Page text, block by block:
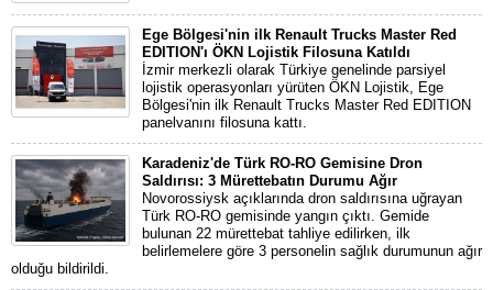
Ege Bölgesi'nin ilk Renault Trucks Master Red
EDITION'ı ÖKN Lojistik Filosuna Katıldı
İzmir merkezli olarak Türkiye genelinde parsiyel
lojistik operasyonları yürüten ÖKN Lojistik, Ege
Bölgesi'nin ilk Renault Trucks Master Red EDITION
panelvanını filosuna kattı.
Karadeniz'de Türk RO-RO Gemisine Dron
Saldırısı: 3 Mürettebatın Durumu Ağır
Novorossiysk açıklarında dron saldırısına uğrayan
Türk RO-RO gemisinde yangın çıktı. Gemide
bulunan 22 mürettebat tahliye edilirken, ilk
belirlemelere göre 3 personelin sağlık durumunun ağır
olduğu bildirildi.